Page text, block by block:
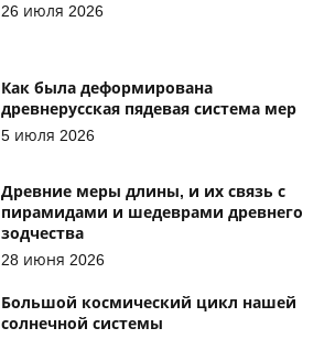
26 июля 2026
Как была деформирована
древнерусская пядевая система мер
5 июля 2026
Древние меры длины, и их связь с
пирамидами и шедеврами древнего
зодчества
28 июня 2026
Большой космический цикл нашей
солнечной системы